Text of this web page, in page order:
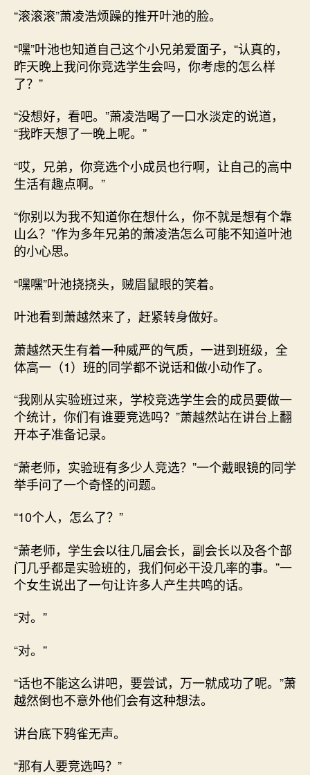
“滚滚滚”萧凌浩烦躁的推开叶池的脸。
“嘿”叶池也知道自己这个小兄弟爱面子，“认真的，
昨天晚上我问你竞选学生会吗，你考虑的怎么样
了？”
“没想好，看吧。”萧凌浩喝了一口水淡定的说道，
“我昨天想了一晚上呢。”
“哎，兄弟，你竞选个小成员也行啊，让自己的高中
生活有趣点啊。”
“你别以为我不知道你在想什么，你不就是想有个靠
山么？”作为多年兄弟的萧凌浩怎么可能不知道叶池
的小心思。
“嘿嘿”叶池挠挠头，贼眉鼠眼的笑着。
叶池看到萧越然来了，赶紧转身做好。
萧越然天生有着一种威严的气质，一进到班级，全
体高一（1）班的同学都不说话和做小动作了。
“我刚从实验班过来，学校竞选学生会的成员要做一
个统计，你们有谁要竞选吗？”萧越然站在讲台上翻
开本子准备记录。
“萧老师，实验班有多少人竞选？”一个戴眼镜的同学
举手问了一个奇怪的问题。
“10个人，怎么了？”
“萧老师，学生会以往几届会长，副会长以及各个部
门几乎都是实验班的，我们何必干没几率的事。”一
个女生说出了一句让许多人产生共鸣的话。
“对。”
“对。”
“话也不能这么讲吧，要尝试，万一就成功了呢。”萧
越然倒也不意外他们会有这种想法。
讲台底下鸦雀无声。
“那有人要竞选吗？”